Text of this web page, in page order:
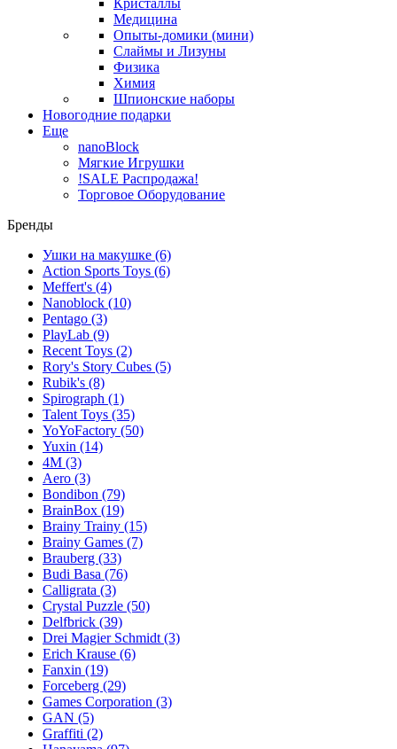
Кристаллы
Медицина
Опыты-домики (мини)
Слаймы и Лизуны
Физика
Химия
Шпионские наборы
Новогодние подарки
Еще
nanoBlock
Мягкие Игрушки
!SALE Распродажа!
Торговое Оборудование
Бренды
Ушки на макушке (6)
Action Sports Toys (6)
Meffert's (4)
Nanoblock (10)
Pentago (3)
PlayLab (9)
Recent Toys (2)
Rory's Story Cubes (5)
Rubik's (8)
Spirograph (1)
Talent Toys (35)
YoYoFactory (50)
Yuxin (14)
4M (3)
Aero (3)
Bondibon (79)
BrainBox (19)
Brainy Trainy (15)
Brainy Games (7)
Brauberg (33)
Budi Basa (76)
Calligrata (3)
Crystal Puzzle (50)
Delfbrick (39)
Drei Magier Schmidt (3)
Erich Krause (6)
Fanxin (19)
Forceberg (29)
Games Corporation (3)
GAN (5)
Graffiti (2)